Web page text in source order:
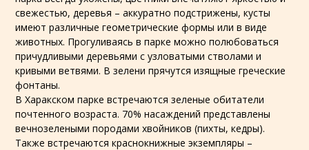
свежестью, деревья – аккуратно подстрижены, кусты
имеют различные геометрические формы или в виде
животных. Прогуливаясь в парке можно полюбоваться
причудливыми деревьями с узловатыми стволами и
кривыми ветвями. В зелени прячутся изящные греческие
фонтаны.
В Харакском парке встречаются зеленые обитатели
почтенного возраста. 70% насаждений представлены
вечнозелеными породами хвойников (пихты, кедры).
Также встречаются краснокнижные экземпляры –